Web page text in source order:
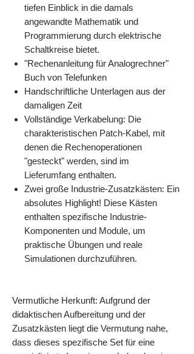
tiefen Einblick in die damals
angewandte Mathematik und
Programmierung durch elektrische
Schaltkreise bietet.
"Rechenanleitung für Analogrechner"
Buch von Telefunken
Handschriftliche Unterlagen aus der
damaligen Zeit
Vollständige Verkabelung: Die
charakteristischen Patch-Kabel, mit
denen die Rechenoperationen
"gesteckt" werden, sind im
Lieferumfang enthalten.
Zwei große Industrie-Zusatzkästen: Ein
absolutes Highlight! Diese Kästen
enthalten spezifische Industrie-
Komponenten und Module, um
praktische Übungen und reale
Simulationen durchzuführen.
Vermutliche Herkunft: Aufgrund der
didaktischen Aufbereitung und der
Zusatzkästen liegt die Vermutung nahe,
dass dieses spezifische Set für eine